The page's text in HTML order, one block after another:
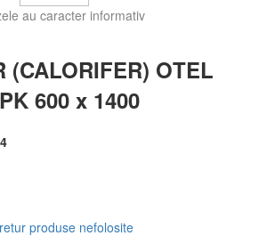
au caracter informativ
(CALORIFER) OTEL
600 x 1400
produse nefolosite